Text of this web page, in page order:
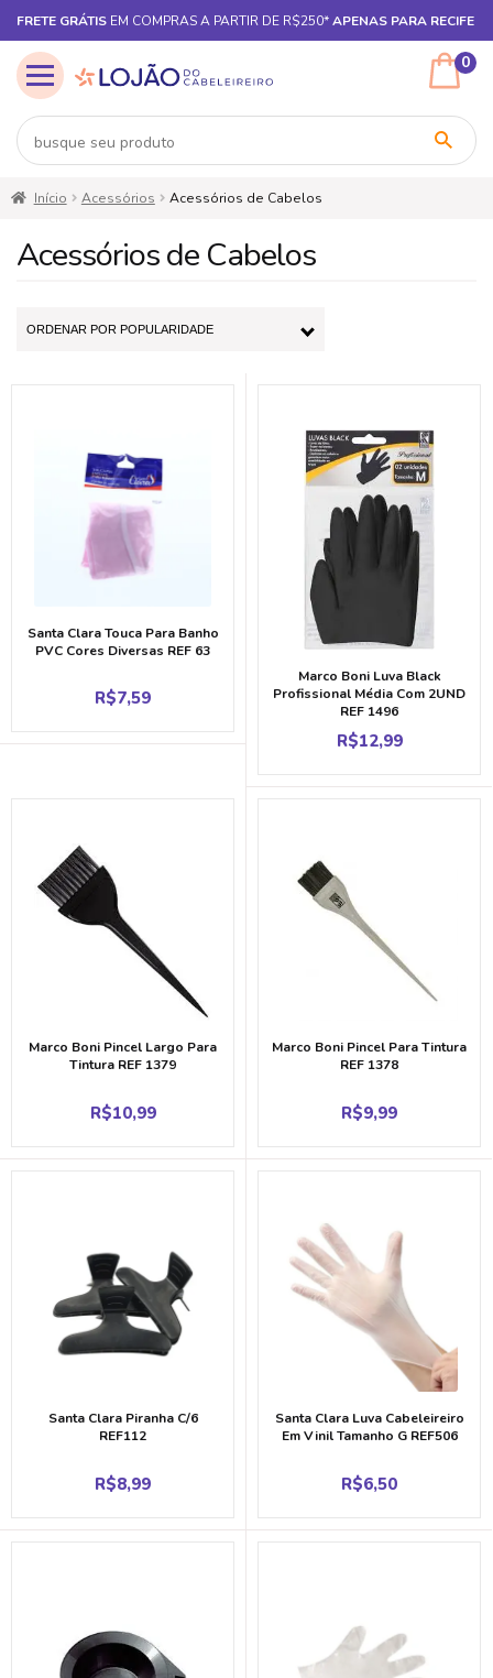
FRETE GRÁTIS EM COMPRAS A PARTIR DE R$250*APENAS PARA RECIFE
0
Pular
para
Pular
para
conteúdo
Início Acessórios Acessórios de Cabelos
Acessórios de Cabelos
Santa Clara Touca Para Banho
PVC Cores Diversas REF 63
R$7,59
Marco Boni Luva Black
Profissional Média Com 2UND
REF 1496
R$12,99
Marco Boni Pincel Largo Para
Tintura REF 1379
R$10,99
Marco Boni Pincel Para Tintura
REF 1378
R$9,99
Santa Clara Piranha C/6
REF112
R$8,99
Santa Clara Luva Cabeleireiro
Em Vinil Tamanho G REF506
R$6,50